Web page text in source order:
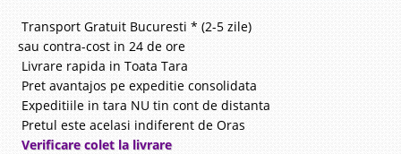
Canapea Monte Carlo
Canapea Fixa sau Extensibila Monte Carlo Structura din lemn masiv de fag
ne garanteaza rezistenta canapelei in timp iar pernele cu puf de gasca
ofera un confort deosebit. Monte Carlo este mai mult decat o simpla
canapea, este confortul desavarsit. Canapeaua Mon..
Transport Gratuit Bucuresti * (2-5 zile)
sau contra-cost in 24 de ore
Livrare rapida in Toata Tara
Pret avantajos pe expeditie consolidata
Expeditiile in tara NU tin cont de distanta
Pretul este acelasi indiferent de Oras
Verificare colet la livrare